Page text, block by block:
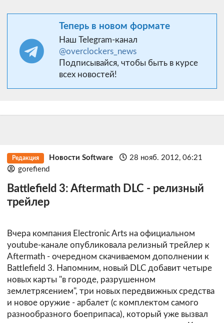
Теперь в новом формате
Наш Telegram-канал
@overclockers_news
Подписывайся, чтобы быть в курсе
всех новостей!
Редакция Новости Software
28 нояб. 2012, 06:21
gorefiend
Battlefield 3: Aftermath DLC - релизный
трейлер
Вчера компания Electronic Arts на официальном
youtube-канале опубликовала релизный трейлер к
Aftermath - очередном скачиваемом дополнении к
Battlefield 3. Напомним, новый DLC добавит четыре
новых карты "в городе, разрушенном
землетрясением", три новых передвижных средства
и новое оружие - арбалет (с комплектом самого
разнообразного боеприпаса), который уже вызвал